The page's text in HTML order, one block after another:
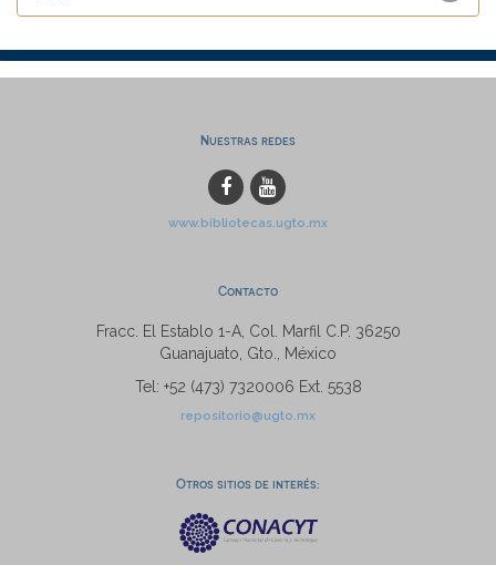
Nuestras redes
www.bibliotecas.ugto.mx
Contacto
Fracc. El Establo 1-A, Col. Marfil C.P. 36250
Guanajuato, Gto., México
Tel: +52 (473) 7320006 Ext. 5538
repositorio@ugto.mx
Otros sitios de interés: